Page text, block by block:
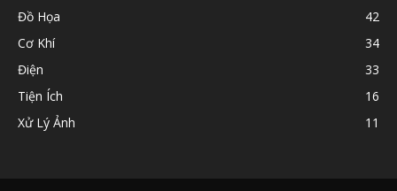
Đồ Họa
42
Cơ Khí
34
Điện
33
Tiện Ích
16
Xử Lý Ảnh
11